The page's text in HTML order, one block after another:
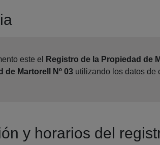
este el Registro de la Propiedad de
de Martorell Nº 03 utilizando los datos de
y horarios del